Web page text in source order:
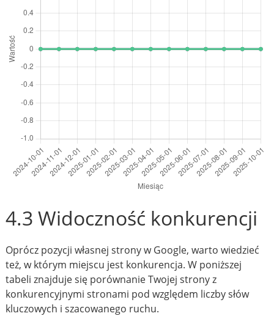
4.3 Widoczność konkurencji
Oprócz pozycji własnej strony w Google, warto wiedzieć
też, w którym miejscu jest konkurencja. W poniższej
tabeli znajduje się porównanie Twojej strony z
konkurencyjnymi stronami pod względem liczby słów
kluczowych i szacowanego ruchu.